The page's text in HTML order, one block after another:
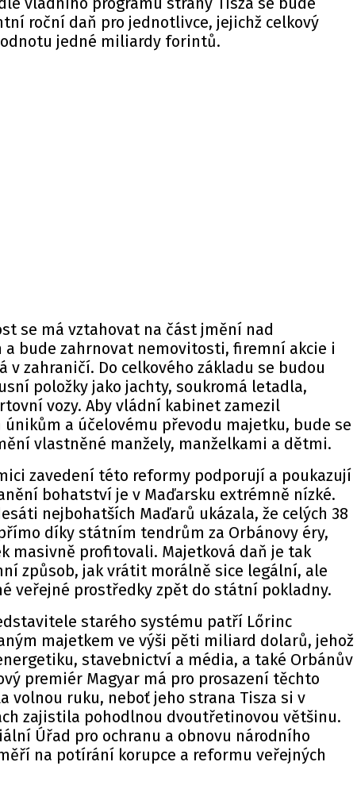
roční daň pro jednotlivce, jejichž celkový
jedné miliardy forintů.
se má vztahovat na část jmění nad
bude zahrnovat nemovitosti, firemní akcie i
v zahraničí. Do celkového základu se budou
položky jako jachty, soukromá letadla,
vozy. Aby vládní kabinet zamezil
a účelovému převodu majetku, bude se
vlastněné manžely, manželkami a dětmi.
zavedení této reformy podporují a poukazují
bohatství je v Maďarsku extrémně nízké.
nejbohatších Maďarů ukázala, že celých 38
díky státním tendrům za Orbánovy éry,
masivně profitovali. Majetková daň je tak
způsob, jak vrátit morálně sice legální, ale
veřejné prostředky zpět do státní pokladny.
starého systému patří Lőrinc
majetkem ve výši pěti miliard dolarů, jehož
stavebnictví a média, a také Orbánův
premiér Magyar má pro prosazení těchto
volnou ruku, neboť jeho strana Tisza si v
zajistila pohodlnou dvoutřetinovou většinu.
Úřad pro ochranu a obnovu národního
na potírání korupce a reformu veřejných